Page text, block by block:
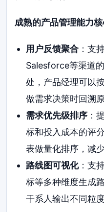
成熟的产品管理能力
用户反馈聚合：支
Salesforce等渠道
处，产品经理可以
做需求决策时回溯
需求优先级排序：
标和投入成本的评
表做量化排序，减
路线图可视化：支
标等多种维度生成
干系人输出不同粒